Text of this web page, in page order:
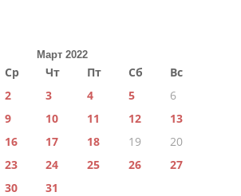
Март 2022
Ср Чт Пт Сб
Вс
2 3 4 5
6
9 10 11 12
13
16 17 18 19
20
23 24 25 26
27
30
31